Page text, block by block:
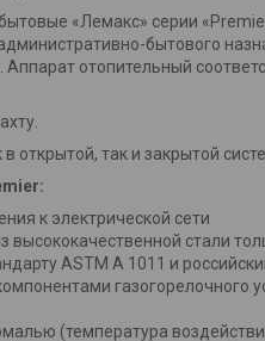
«Лемакс» серии
бытового
отопительный
открытой, так и закрытой
к электрической сети
высококачественной стали
ASTM A 1011 и
газогорелочного
(температура